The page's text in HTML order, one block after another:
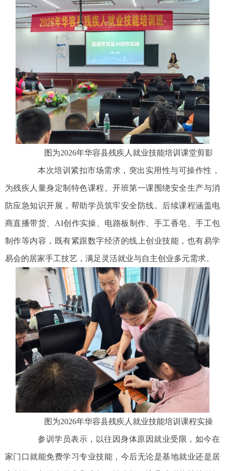
图为2026年华容县残疾人就业技能培训课堂剪影
本次培训紧扣市场需求，突出实用性与可操作性，
为残疾人量身定制特色课程。开班第一课围绕安全生产与消
防应急知识开展，帮助学员筑牢安全防线。后续课程涵盖电
商直播带货、AI创作实操、电路板制作、手工香皂、手工包
制作等内容，既有紧跟数字经济的线上创业技能，也有易学
易会的居家手工技艺，满足灵活就业与自主创业多元需求。
图为2026年华容县残疾人就业技能培训课程实操
参训学员表示，以往因身体原因就业受限，如今在
家门口就能免费学习专业技能，今后无论是基地就业还是居